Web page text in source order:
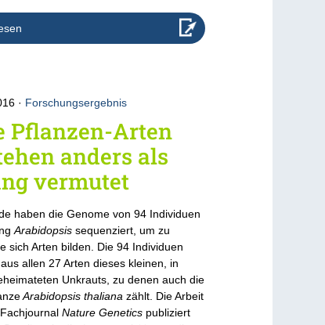
Forschungsergebnis
Pflanzen-Arten
anders als
vermutet
haben die Genome von 94 Individuen
Arabidopsis sequenziert, um zu
sich Arten bilden. Die 94 Individuen
allen 27 Arten dieses kleinen, in
Unkrauts, zu denen auch die
Arabidopsis thalianazählt. Die Arbeit
Nature Geneticspubliziert